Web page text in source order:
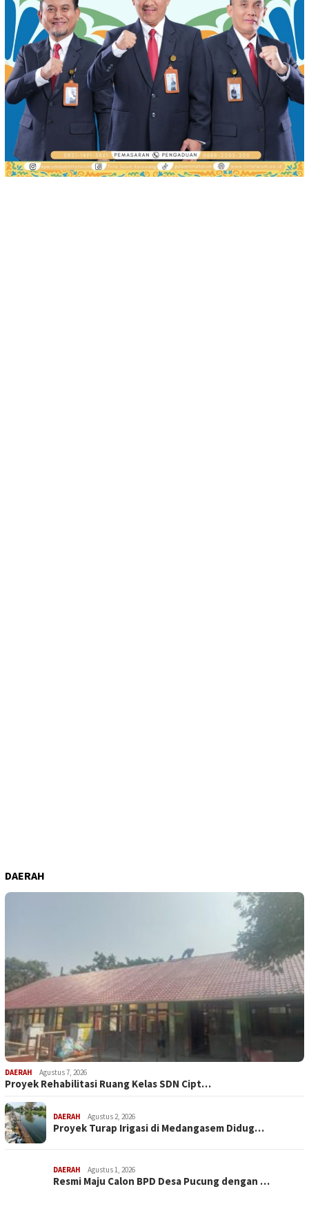
DAERAH
DAERAH Agustus 7, 2026
Proyek Rehabilitasi Ruang Kelas SDN Cipt…
DAERAH Agustus 2, 2026
Proyek Turap Irigasi di Medangasem Didug…
DAERAH Agustus 1, 2026
Resmi Maju Calon BPD Desa Pucung dengan …